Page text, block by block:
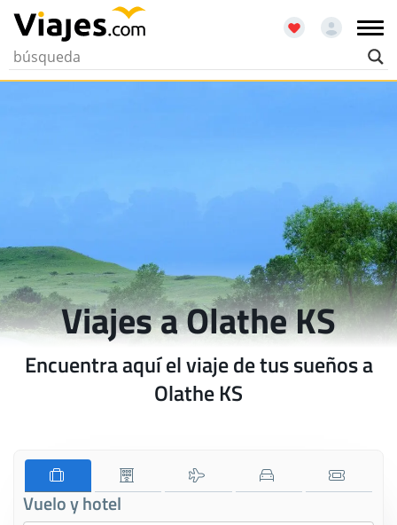
Viajes a Olathe KS
Encuentra aquí el viaje de tus sueños a
Olathe KS
Vuelo y hotel